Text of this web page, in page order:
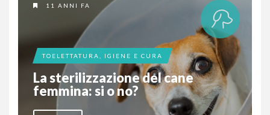
11 ANNI FA
TOELETTATURA, IGIENE E CURA
La sterilizzazione del cane
femmina: si o no?